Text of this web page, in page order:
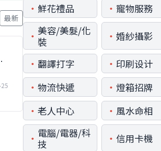
最新
• 鮮花禮品 • 寵物服務
• 美容/美髮/化
裝
• 婚紗攝影
• 翻譯打字 • 印刷设计
• 物流快遞 • 燈箱招牌
• 老人中心 • 風水命相
• 電腦/電器/科
技
• 信用卡機